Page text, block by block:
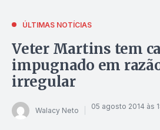
ÚLTIMAS NOTÍCIAS
Veter Martins tem
impugnado em
irregular
Walacy Neto 05 agosto 2014 às